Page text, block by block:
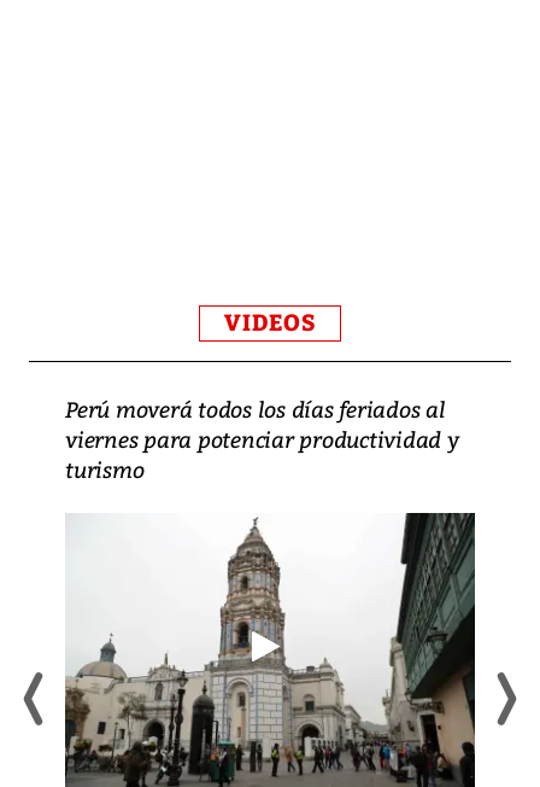
VIDEOS
Perú moverá todos los días feriados al
viernes para potenciar productividad y
turismo